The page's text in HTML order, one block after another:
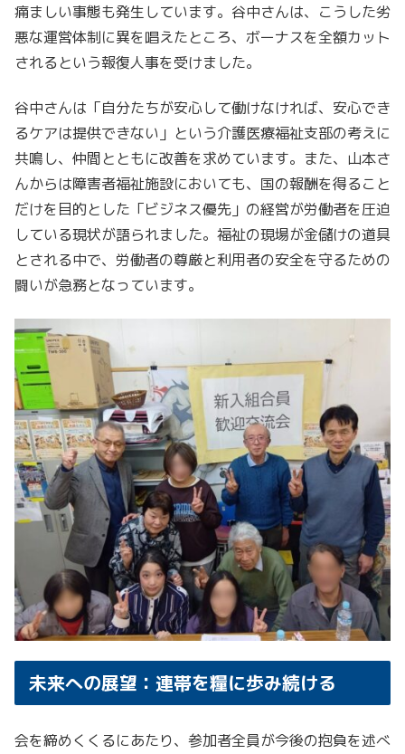
痛ましい事態も発生しています。谷中さんは、こうした劣
悪な運営体制に異を唱えたところ、ボーナスを全額カット
されるという報復人事を受けました。
谷中さんは「自分たちが安心して働けなければ、安心でき
るケアは提供できない」という介護医療福祉支部の考えに
共鳴し、仲間とともに改善を求めています。また、山本さ
んからは障害者福祉施設においても、国の報酬を得ること
だけを目的とした「ビジネス優先」の経営が労働者を圧迫
している現状が語られました。福祉の現場が金儲けの道具
とされる中で、労働者の尊厳と利用者の安全を守るための
闘いが急務となっています。
未来への展望：連帯を糧に歩み続ける
会を締めくくるにあたり、参加者全員が今後の抱負を述べ